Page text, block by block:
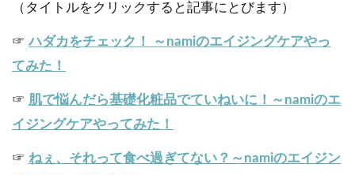
（タイトルをクリックすると記事にとびます）
☞ハダカをチェック！ ～namiのエイジングケアやっ
てみた！
☞ 肌で悩んだら基礎化粧品でていねいに！～namiのエ
イジングケアやってみた！
☞ ねぇ、それって食べ過ぎてない？～namiのエイジン